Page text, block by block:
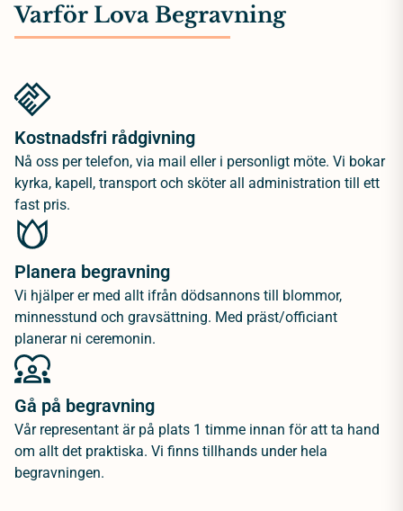
Varför Lova Begravning
Kostnadsfri rådgivning
Nå oss per telefon, via mail eller i personligt möte. Vi bokar
kyrka, kapell, transport och sköter all administration till ett
fast pris.
Planera begravning
Vi hjälper er med allt ifrån dödsannons till blommor,
minnesstund och gravsättning. Med präst/officiant
planerar ni ceremonin.
Gå på begravning
Vår representant är på plats 1 timme innan för att ta hand
om allt det praktiska. Vi finns tillhands under hela
begravningen.